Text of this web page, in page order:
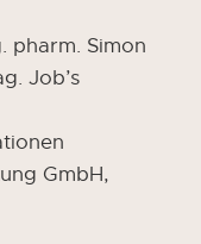
pharm. Simon
Job’s
GmbH,